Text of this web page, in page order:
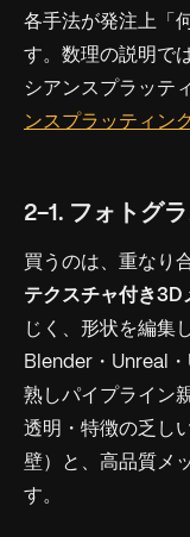
各手法が発注上「
す。数理の説明で
シアンスプラッテ
ンスプラッティン
2-1. フォトグ
買うのは、重なり
テクスチャ付き3D
じく、形状を編集
Blender・Unreal
熟しパイプライン
透明・特徴の乏し
壁）と、高品質メ
す。